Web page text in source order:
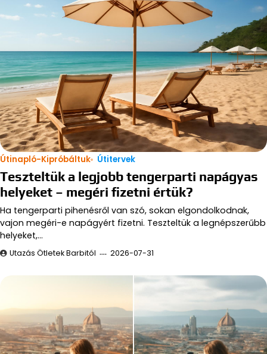
Útinapló-Kipróbáltuk Útitervek
Teszteltük a legjobb tengerparti napágyas
helyeket – megéri fizetni értük?
Ha tengerparti pihenésről van szó, sokan elgondolkodnak,
vajon megéri-e napágyért fizetni. Teszteltük a legnépszerűbb
helyeket,…
Utazás Ötletek Barbitól 2026-07-31